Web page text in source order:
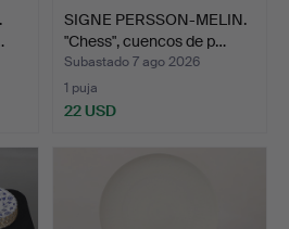
SIGNE PERSSON-MELIN.
"Chess", cuencos de p…
Subastado 7 ago 2026
1 puja
22 USD